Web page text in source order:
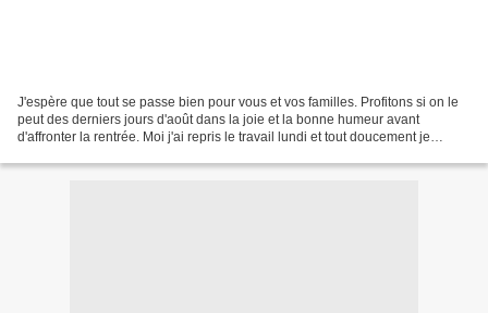
J'espère que tout se passe bien pour vous et vos familles. Profitons si on le
peut des derniers jours d'août dans la joie et la bonne humeur avant
d'affronter la rentrée. Moi j'ai repris le travail lundi et tout doucement je